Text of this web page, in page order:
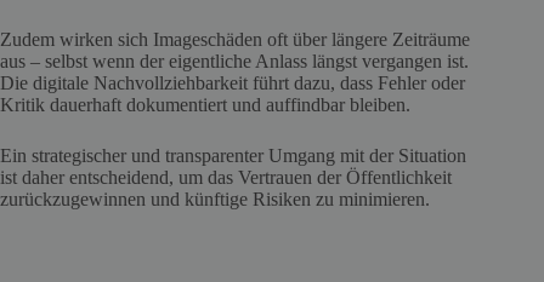
Zudem wirken sich Imageschäden oft über längere Zeiträume
aus – selbst wenn der eigentliche Anlass längst vergangen ist.
Die digitale Nachvollziehbarkeit führt dazu, dass Fehler oder
Kritik dauerhaft dokumentiert und auffindbar bleiben.
Ein strategischer und transparenter Umgang mit der Situation
ist daher entscheidend, um das Vertrauen der Öffentlichkeit
zurückzugewinnen und künftige Risiken zu minimieren.